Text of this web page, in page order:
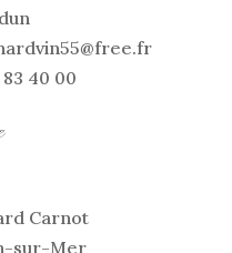
40 00
Carnot
sur-Mer